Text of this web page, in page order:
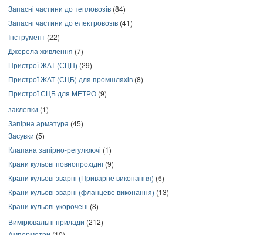
Запасні частини до тепловозів (84)
Запасні частини до електровозів (41)
Інструмент (22)
Джерела живлення (7)
Пристрої ЖАТ (СЦП) (29)
Пристрої ЖАТ (СЦБ) для промшляхів (8)
Пристрої СЦБ для МЕТРО (9)
заклепки (1)
Запірна арматура (45)
Засувки (5)
Клапана запірно-регулюючі (1)
Крани кульові повнопрохідні (9)
Крани кульові зварні (Приварне виконання) (6)
Крани кульові зварні (фланцеве виконання) (13)
Крани кульові укорочені (8)
Вимірювальні прилади (212)